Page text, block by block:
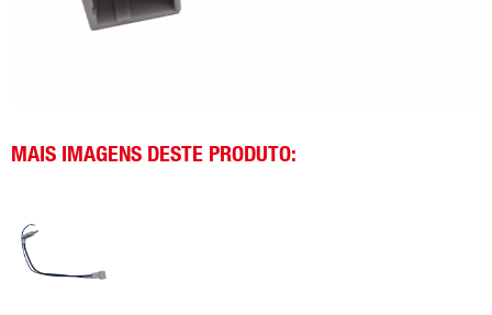
MAIS IMAGENS DESTE PRODUTO: